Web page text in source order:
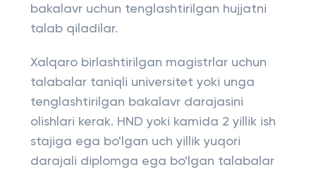
bakalavr uchun tenglashtirilgan hujjatni
talab qiladilar.
Xalqaro birlashtirilgan magistrlar uchun
talabalar taniqli universitet yoki unga
tenglashtirilgan bakalavr darajasini
olishlari kerak. HND yoki kamida 2 yillik ish
stajiga ega bo'lgan uch yillik yuqori
darajali diplomga ega bo'lgan talabalar